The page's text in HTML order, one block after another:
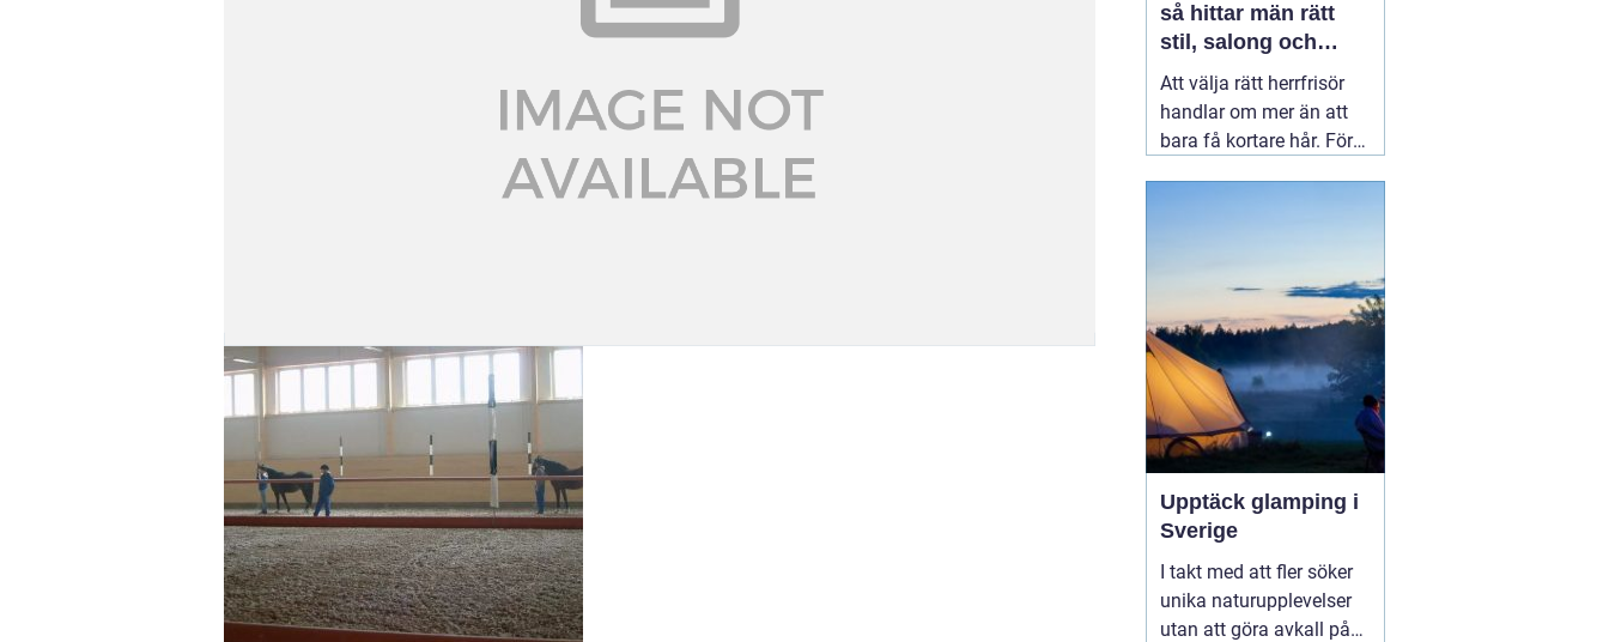
så hittar män rätt
stil, salong och
upplevelse
Att välja rätt herrfrisör
handlar om mer än att
bara få kortare hår. För
och gå därifrån med en
stil som verkligen känns
rätt. 04 augusti 2026
Upptäck glamping i
Sverige
I takt med att fler söker
unika naturupplevelser
utan att göra avkall på